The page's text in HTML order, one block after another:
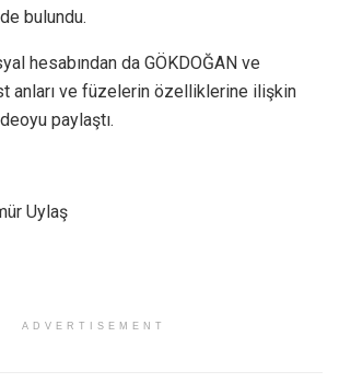
bulundu.
hesabından da GÖKDOĞAN ve
anları ve füzelerin özelliklerine ilişkin
paylaştı.​​​​​​​
Uylaş
ADVERTISEMENT